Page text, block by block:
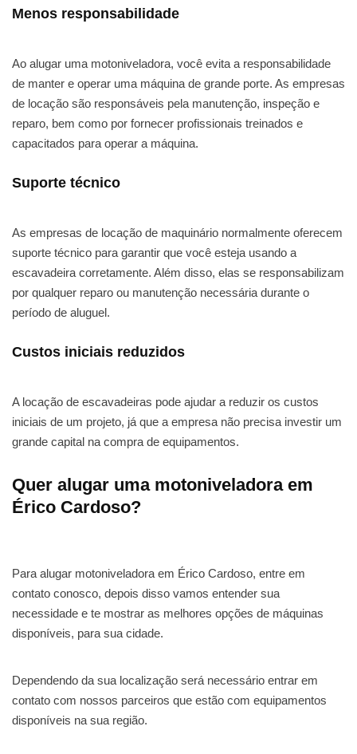
Menos responsabilidade
Ao alugar uma motoniveladora, você evita a responsabilidade
de manter e operar uma máquina de grande porte. As empresas
de locação são responsáveis pela manutenção, inspeção e
reparo, bem como por fornecer profissionais treinados e
capacitados para operar a máquina.
Suporte técnico
As empresas de locação de maquinário normalmente oferecem
suporte técnico para garantir que você esteja usando a
escavadeira corretamente. Além disso, elas se responsabilizam
por qualquer reparo ou manutenção necessária durante o
período de aluguel.
Custos iniciais reduzidos
A locação de escavadeiras pode ajudar a reduzir os custos
iniciais de um projeto, já que a empresa não precisa investir um
grande capital na compra de equipamentos.
Quer alugar uma motoniveladora em
Érico Cardoso?
Para alugar motoniveladora em Érico Cardoso, entre em
contato conosco, depois disso vamos entender sua
necessidade e te mostrar as melhores opções de máquinas
disponíveis, para sua cidade.
Dependendo da sua localização será necessário entrar em
contato com nossos parceiros que estão com equipamentos
disponíveis na sua região.